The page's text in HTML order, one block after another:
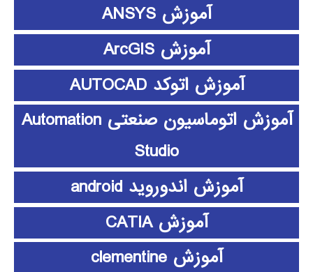
آموزش ANSYS
آموزش ArcGIS
آموزش اتوکد AUTOCAD
آموزش اتوماسیون صنعتی Automation
Studio
آموزش اندوروید android
آموزش CATIA
آموزش clementine